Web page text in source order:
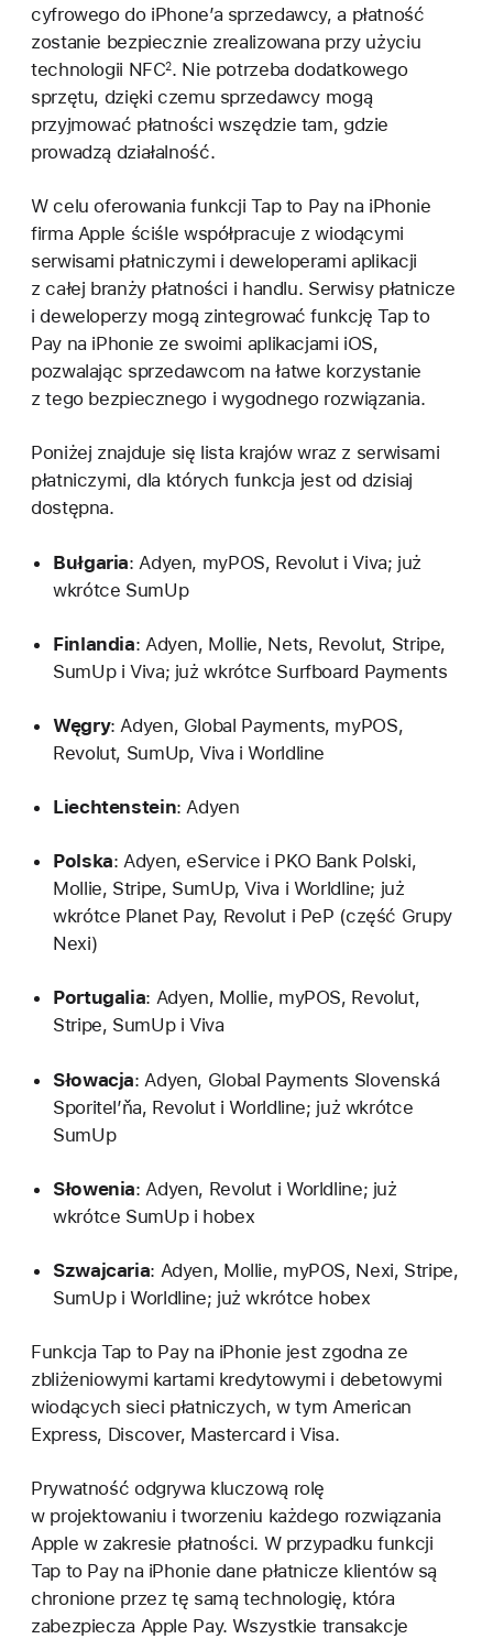
cyfrowego do iPhone’a sprzedawcy, a płatność
zostanie bezpiecznie zrealizowana przy użyciu
technologii NFC2. Nie potrzeba dodatkowego
sprzętu, dzięki czemu sprzedawcy mogą
przyjmować płatności wszędzie tam, gdzie
prowadzą działalność.
W celu oferowania funkcji Tap to Pay na iPhonie
firma Apple ściśle współpracuje z wiodącymi
serwisami płatniczymi i deweloperami aplikacji
z całej branży płatności i handlu. Serwisy płatnicze
i deweloperzy mogą zintegrować funkcję Tap to
Pay na iPhonie ze swoimi aplikacjami iOS,
pozwalając sprzedawcom na łatwe korzystanie
z tego bezpiecznego i wygodnego rozwiązania.
Poniżej znajduje się lista krajów wraz z serwisami
płatniczymi, dla których funkcja jest od dzisiaj
dostępna.
Bułgaria: Adyen, myPOS, Revolut i Viva; już
wkrótce SumUp
Finlandia: Adyen, Mollie, Nets, Revolut, Stripe,
SumUp i Viva; już wkrótce Surfboard Payments
Węgry: Adyen, Global Payments, myPOS,
Revolut, SumUp, Viva i Worldline
Liechtenstein: Adyen
Polska: Adyen, eService i PKO Bank Polski,
Mollie, Stripe, SumUp, Viva i Worldline; już
wkrótce Planet Pay, Revolut i PeP (część Grupy
Nexi)
Portugalia: Adyen, Mollie, myPOS, Revolut,
Stripe, SumUp i Viva
Słowacja: Adyen, Global Payments Slovenská
Sporitel’ňa, Revolut i Worldline; już wkrótce
SumUp
Słowenia: Adyen, Revolut i Worldline; już
wkrótce SumUp i hobex
Szwajcaria: Adyen, Mollie, myPOS, Nexi, Stripe,
SumUp i Worldline; już wkrótce hobex
Funkcja Tap to Pay na iPhonie jest zgodna ze
zbliżeniowymi kartami kredytowymi i debetowymi
wiodących sieci płatniczych, w tym American
Express, Discover, Mastercard i Visa.
Prywatność odgrywa kluczową rolę
w projektowaniu i tworzeniu każdego rozwiązania
Apple w zakresie płatności. W przypadku funkcji
Tap to Pay na iPhonie dane płatnicze klientów są
chronione przez tę samą technologię, która
zabezpiecza Apple Pay. Wszystkie transakcje